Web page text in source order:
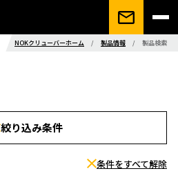
NOKクリューバーホーム / 製品情報 / 製品検索
絞り込み条件
条件をすべて解除